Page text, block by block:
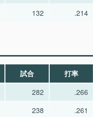
132 .214
試合 打率
282 .266
238 .261